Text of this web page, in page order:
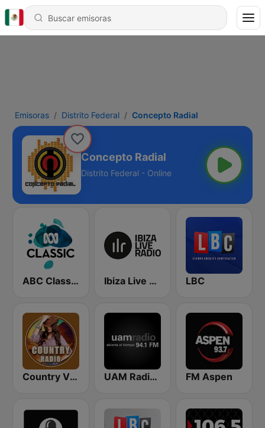
Emisoras Distrito Federal Concepto Radial
Concepto Radial
Distrito Federal - Online
ABC Classic FM Ibiza Live Radio LBC
Country Vibes UAM Radio 94.1 FM Aspen